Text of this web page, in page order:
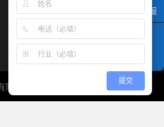
限公司 粤ICP备13085523号-2
微信客服
提交